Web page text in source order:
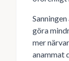
göra
mer
anammat